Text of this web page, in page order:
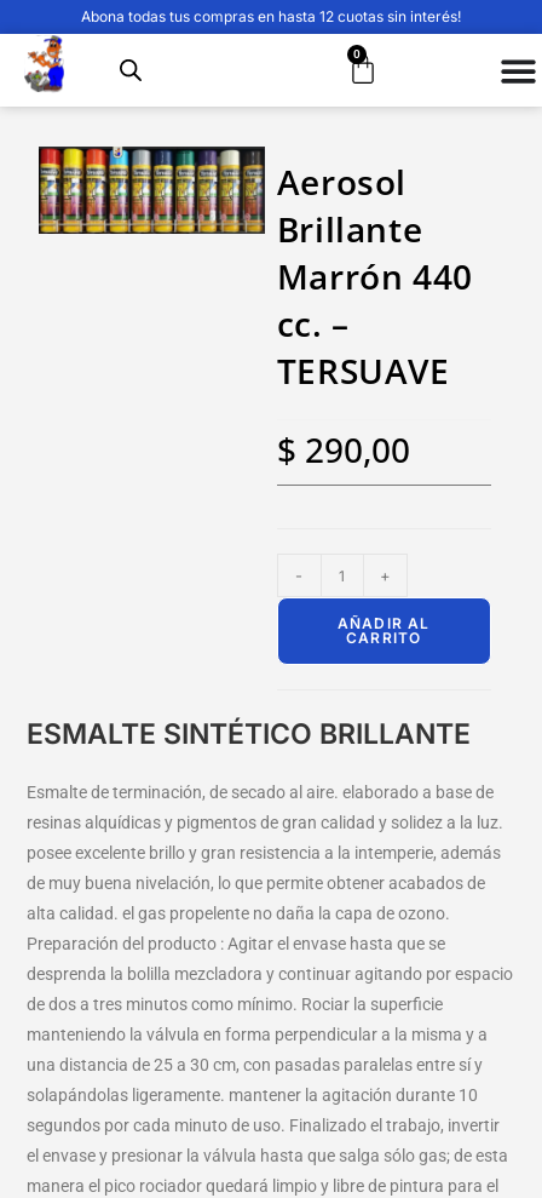
Abona todas tus compras en hasta 12 cuotas sin interés!
0
Aerosol
Brillante
Marrón 440
cc. –
TERSUAVE
$ 290,00
- +
AÑADIR AL
CARRITO
ESMALTE SINTÉTICO BRILLANTE
Esmalte de terminación, de secado al aire. elaborado a base de
resinas alquídicas y pigmentos de gran calidad y solidez a la luz.
posee excelente brillo y gran resistencia a la intemperie, además
de muy buena nivelación, lo que permite obtener acabados de
alta calidad. el gas propelente no daña la capa de ozono.
Preparación del producto : Agitar el envase hasta que se
desprenda la bolilla mezcladora y continuar agitando por espacio
de dos a tres minutos como mínimo. Rociar la superficie
manteniendo la válvula en forma perpendicular a la misma y a
una distancia de 25 a 30 cm, con pasadas paralelas entre sí y
solapándolas ligeramente. mantener la agitación durante 10
segundos por cada minuto de uso. Finalizado el trabajo, invertir
el envase y presionar la válvula hasta que salga sólo gas; de esta
manera el pico rociador quedará limpio y libre de pintura para el